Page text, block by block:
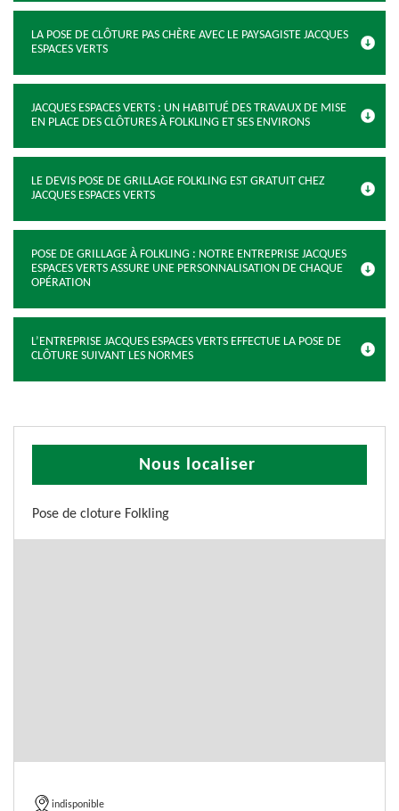
LA POSE DE CLÔTURE PAS CHÈRE AVEC LE PAYSAGISTE JACQUES
ESPACES VERTS
JACQUES ESPACES VERTS : UN HABITUÉ DES TRAVAUX DE MISE
EN PLACE DES CLÔTURES À FOLKLING ET SES ENVIRONS
LE DEVIS POSE DE GRILLAGE FOLKLING EST GRATUIT CHEZ
JACQUES ESPACES VERTS
POSE DE GRILLAGE À FOLKLING : NOTRE ENTREPRISE JACQUES
ESPACES VERTS ASSURE UNE PERSONNALISATION DE CHAQUE
OPÉRATION
L’ENTREPRISE JACQUES ESPACES VERTS EFFECTUE LA POSE DE
CLÔTURE SUIVANT LES NORMES
Nous localiser
Pose de cloture Folkling
indisponible